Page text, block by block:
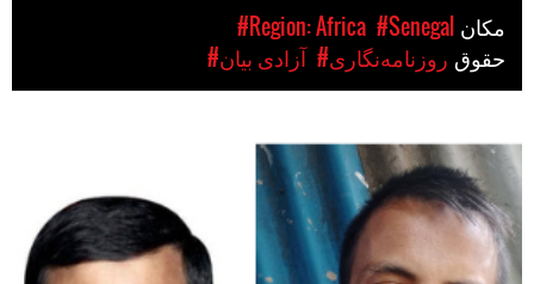
#Region: Africa #Senegal
#آزادی بیان #روزنامه‌نگاری